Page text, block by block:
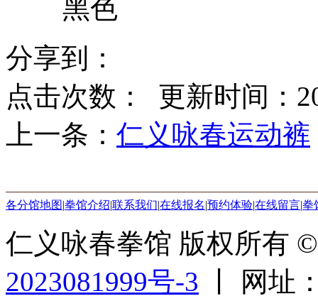
黑色
分享到：
点击次数：
更新时间：
上一条： 仁义咏春运动裤
各分馆地图|拳馆介绍|联系我们|在线报名|预约体验|在线留言|拳
仁义咏春拳馆 版权所有
2023081999号-3 丨 网址